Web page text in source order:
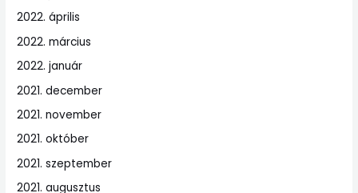
2022. április
2022. március
2022. január
2021. december
2021. november
2021. október
2021. szeptember
2021. augusztus